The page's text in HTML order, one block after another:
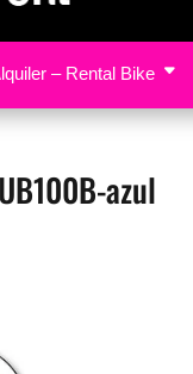
– Rental Bike
azul